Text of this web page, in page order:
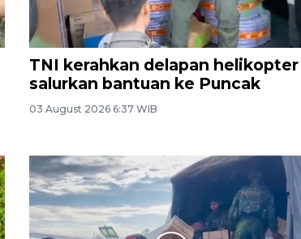
TNI kerahkan delapan helikopter
salurkan bantuan ke Puncak
03 August 2026 6:37 WIB